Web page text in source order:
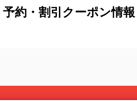
約・割引クーポン情報